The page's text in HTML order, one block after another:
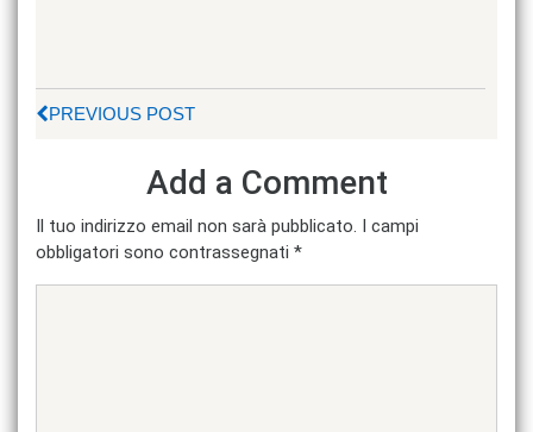
PREVIOUS POST
Add a Comment
Il tuo indirizzo email non sarà pubblicato. I campi
obbligatori sono contrassegnati *